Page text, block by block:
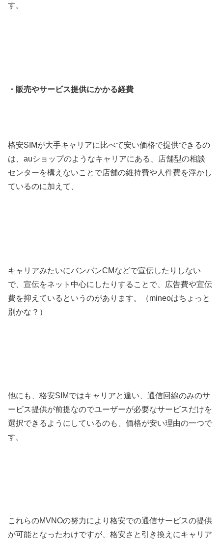
す。
・販売やサービス提供にかかる経費
格安SIMが大手キャリアに比べて安い価格で提供できるの
は、auショップのようなキャリアにある、店舗型の相談
センターを構えないことで店舗の維持費や人件費を浮かし
ているのに加えて、
キャリアみたいにバンバンCMなどで宣伝したりしない
で、宣伝をネット中心にしたりすることで、広告費や宣伝
費を抑えているというのがあります。（mineoはちょっと
別かな？）
他にも、格安SIMではキャリアと違い、通信回線のみのサ
ービス提供が前提なのでユーザーが必要なサービスだけを
選択できるようにしているのも、価格が安い理由の一つで
す。
これらのMVNOの努力により格安での通信サービスの提供
が可能となったわけですが、格安さと引き換えにキャリア